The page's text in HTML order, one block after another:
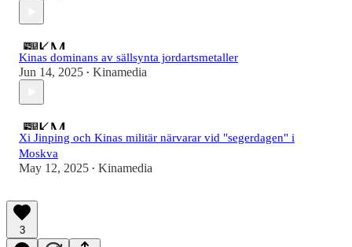
Kinas dominans av sällsynta jordartsmetaller
Jun 14, 2025 • Kinamedia
Xi Jinping och Kinas militär närvarar vid "segerdagen" i
Moskva
May 12, 2025 • Kinamedia
3